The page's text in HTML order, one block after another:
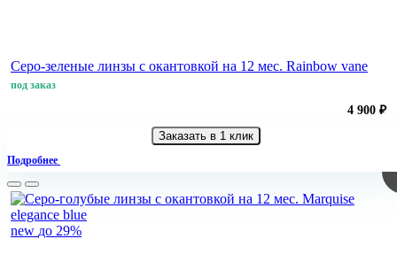
Серо-зеленые линзы с окантовкой на 12 мес. Rainbow vane
под заказ
4 900 ₽
Заказать в 1 клик
Подробнее
new до 29%